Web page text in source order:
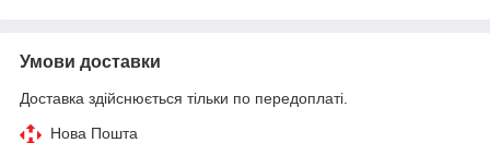
Умови доставки
Доставка здійснюється тільки по передоплаті.
Нова Пошта